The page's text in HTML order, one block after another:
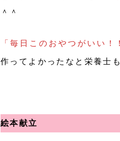
＾＾
「毎日このおやつがいい！
作ってよかったなと栄養士
絵本献立